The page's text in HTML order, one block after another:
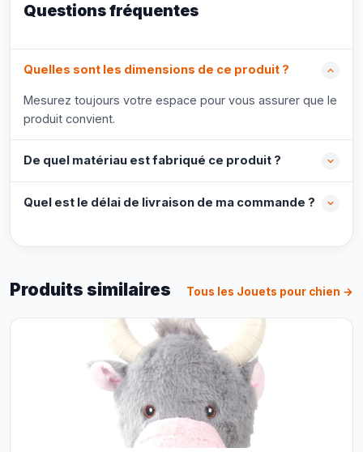
Questions fréquentes
Quelles sont les dimensions de ce produit ?
Mesurez toujours votre espace pour vous assurer que le
produit convient.
De quel matériau est fabriqué ce produit ?
Quel est le délai de livraison de ma commande ?
Produits similaires Tous les Jouets pour chien →